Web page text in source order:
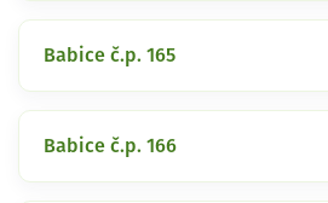
Babice č.p. 165
Babice č.p. 166